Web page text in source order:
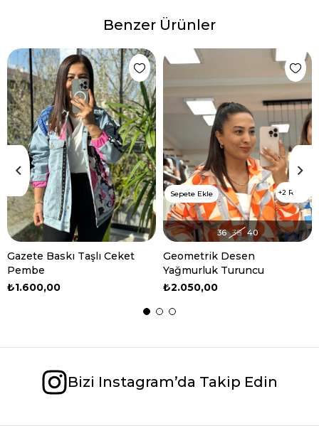
Benzer Ürünler
Gazete Baskı Taşlı Ceket
Pembe
₺1.600,00
2 Renk
Geometrik Desen
Yağmurluk Turuncu
₺2.050,00
Sepete Ekle
36 38 40
Bizi Instagram’da Takip Edin